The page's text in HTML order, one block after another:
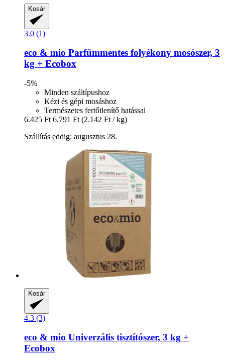
Kosár
3.0 (1)
eco & mio Parfümmentes folyékony mosószer, 3
kg + Ecobox
-5%
Minden száltípushoz
Kézi és gépi mosáshoz
Természetes fertőtlenítő hatással
6.425 Ft 6.791 Ft (2.142 Ft / kg)
Szállítás eddig: augusztus 28.
Kosár
4.3 (3)
eco & mio Univerzális tisztítószer, 3 kg +
Ecobox